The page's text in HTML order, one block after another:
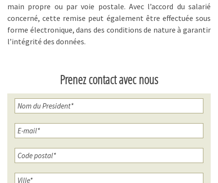
main propre ou par voie postale. Avec l’accord du salarié
concerné, cette remise peut également être effectuée sous
forme électronique, dans des conditions de nature à garantir
l’intégrité des données.
Prenez contact avec nous